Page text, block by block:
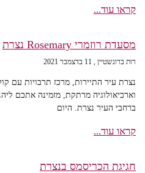
קראו עוד...
מסעדת רוזמרי Rosemary נצרת
רות ברונשטיין 11 בדצמבר 2021
נצרת עיר התיירות, מרכז תרבויות עם
וארכיאולוגיה מרתקת, מזמינה אתכם
ברחבי העיר נצרת. היום
קראו עוד...
חגיגת הכריסמס בנצרת